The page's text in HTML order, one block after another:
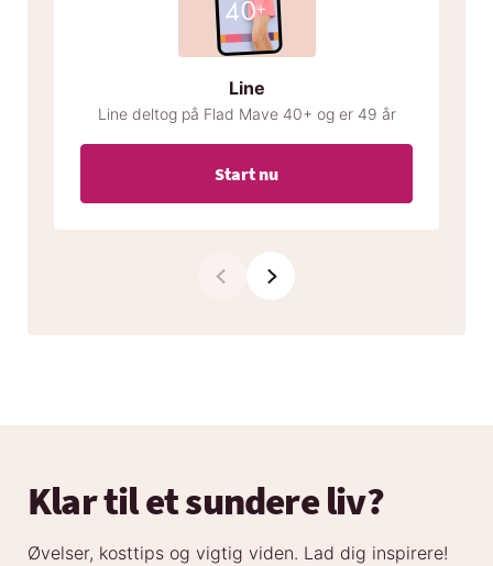
Line
Line deltog på Flad Mave 40+ og er 49 år
Start nu
Klar til et sundere liv?
Øvelser, kosttips og vigtig viden. Lad dig inspirere!